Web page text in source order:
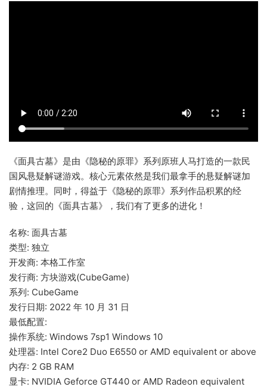
《面具古墓》是由《隐秘的原罪》系列原班人马打造的一款民
国风悬疑解谜游戏。核心元素依然是我们最拿手的悬疑解谜加
剧情推理。同时，得益于《隐秘的原罪》系列作品积累的经
验，这回的《面具古墓》，我们有了更多的进化！
名称: 面具古墓
类型: 独立
开发商: 本格工作室
发行商: 方块游戏(CubeGame)
系列: CubeGame
发行日期: 2022 年 10 月 31 日
最低配置:
操作系统: Windows 7sp1 Windows 10
处理器: Intel Core2 Duo E6550 or AMD equivalent or above
内存: 2 GB RAM
显卡: NVIDIA Geforce GT440 or AMD Radeon equivalent